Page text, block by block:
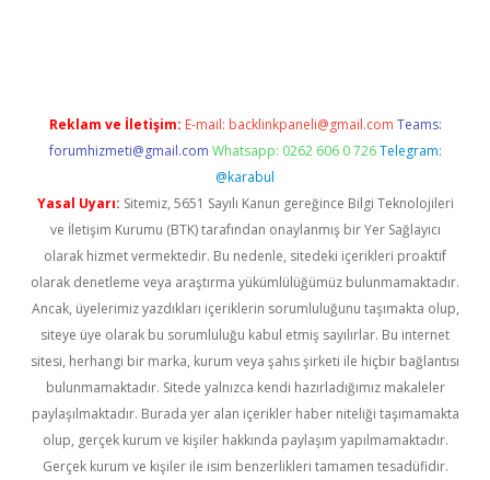
Reklam ve İletişim: E-mail: backlinkpaneli@gmail.com Teams:
forumhizmeti@gmail.com Whatsapp: 0262 606 0 726 Telegram:
@karabul
Yasal Uyarı: Sitemiz, 5651 Sayılı Kanun gereğince Bilgi Teknolojileri
ve İletişim Kurumu (BTK) tarafından onaylanmış bir Yer Sağlayıcı
olarak hizmet vermektedir. Bu nedenle, sitedeki içerikleri proaktif
olarak denetleme veya araştırma yükümlülüğümüz bulunmamaktadır.
Ancak, üyelerimiz yazdıkları içeriklerin sorumluluğunu taşımakta olup,
siteye üye olarak bu sorumluluğu kabul etmiş sayılırlar. Bu internet
sitesi, herhangi bir marka, kurum veya şahıs şirketi ile hiçbir bağlantısı
bulunmamaktadır. Sitede yalnızca kendi hazırladığımız makaleler
paylaşılmaktadır. Burada yer alan içerikler haber niteliği taşımamakta
olup, gerçek kurum ve kişiler hakkında paylaşım yapılmamaktadır.
Gerçek kurum ve kişiler ile isim benzerlikleri tamamen tesadüfidir.